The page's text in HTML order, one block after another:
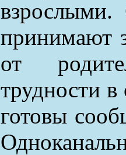
взрослыми.
принимают
от
трудности
готовы